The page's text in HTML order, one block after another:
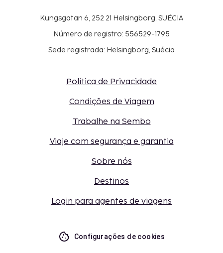
Kungsgatan 6, 252 21 Helsingborg, SUÉCIA
Número de registro: 556529-1795
Sede registrada: Helsingborg, Suécia
Política de Privacidade
Condições de Viagem
Trabalhe na Sembo
Viaje com segurança e garantia
Sobre nós
Destinos
Login para agentes de viagens
Configurações de cookies